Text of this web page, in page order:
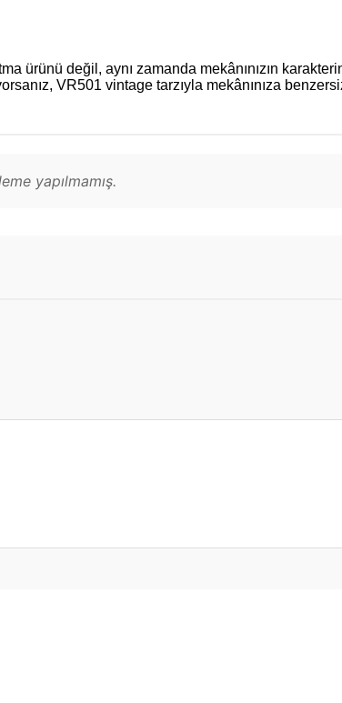
ürünü değil, aynı zamanda mekânınızın
VR501 vintage tarzıyla mekânınıza
yapılmamış.